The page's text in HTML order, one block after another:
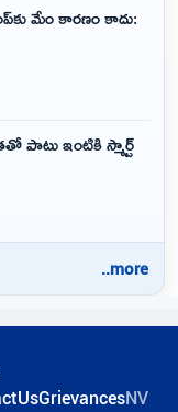
మేం కారణం కాదు:
పాటు ఇంటికి స్మార్ట్
..more
GrievancesNV